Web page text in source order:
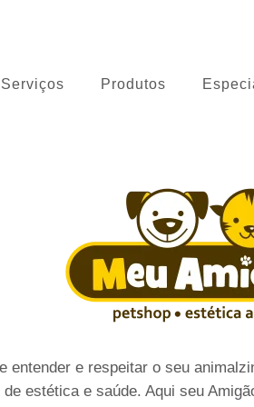
Serviços Produtos
entender e respeitar o seu
de estética e saúde. Aqui seu